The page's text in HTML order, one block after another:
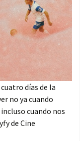
días de la
no ya cuando
cuando nos
de Cine